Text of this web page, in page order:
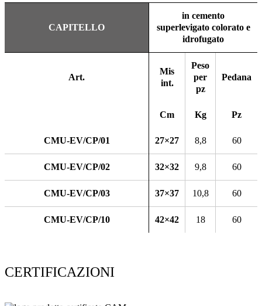
CAPITELLO
in cemento
superlevigato colorato e
idrofugato
Art.
Mis
int.
Peso
per
pz
Pedana
Cm Kg Pz
CMU-EV/CP/01 27×27 8,8 60
CMU-EV/CP/02 32×32 9,8 60
CMU-EV/CP/03 37×37 10,8 60
CMU-EV/CP/10 42×42 18 60
CERTIFICAZIONI